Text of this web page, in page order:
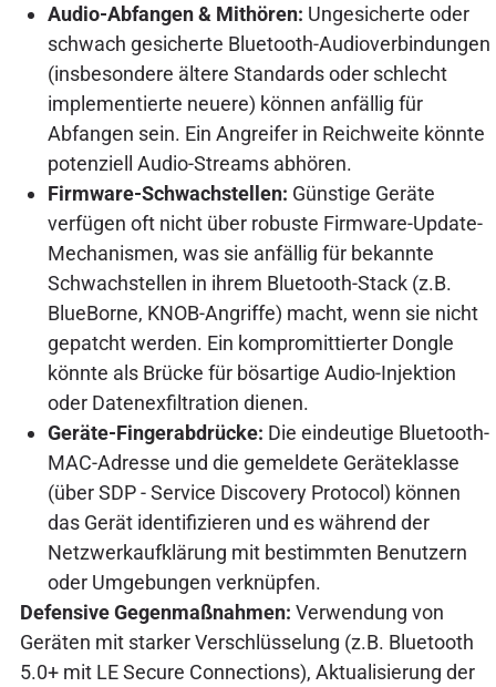
Audio-Abfangen & Mithören: Ungesicherte oder
schwach gesicherte Bluetooth-Audioverbindungen
(insbesondere ältere Standards oder schlecht
implementierte neuere) können anfällig für
Abfangen sein. Ein Angreifer in Reichweite könnte
potenziell Audio-Streams abhören.
Firmware-Schwachstellen: Günstige Geräte
verfügen oft nicht über robuste Firmware-Update-
Mechanismen, was sie anfällig für bekannte
Schwachstellen in ihrem Bluetooth-Stack (z.B.
BlueBorne, KNOB-Angriffe) macht, wenn sie nicht
gepatcht werden. Ein kompromittierter Dongle
könnte als Brücke für bösartige Audio-Injektion
oder Datenexfiltration dienen.
Geräte-Fingerabdrücke: Die eindeutige Bluetooth-
MAC-Adresse und die gemeldete Geräteklasse
(über SDP - Service Discovery Protocol) können
das Gerät identifizieren und es während der
Netzwerkaufklärung mit bestimmten Benutzern
oder Umgebungen verknüpfen.
Defensive Gegenmaßnahmen: Verwendung von
Geräten mit starker Verschlüsselung (z.B. Bluetooth
5.0+ mit LE Secure Connections), Aktualisierung der